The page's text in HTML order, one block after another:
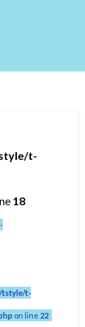
t-
18
tstyle/t-
on line 22